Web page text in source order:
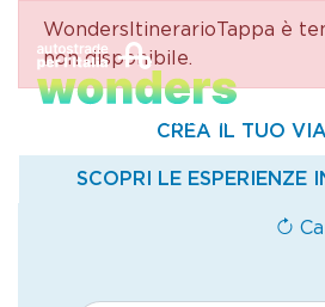
Salta al contenuto
WondersItinerarioTappa è
non disponibile.